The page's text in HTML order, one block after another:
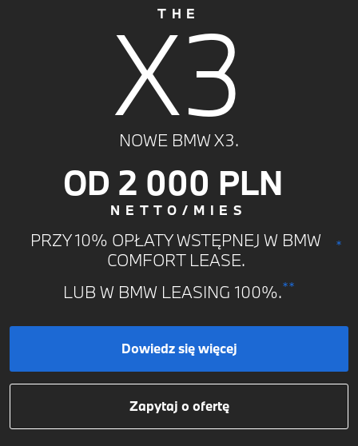
THE
X3
NOWE BMW X3.
OD 2 000 PLN
NETTO/MIES
PRZY 10% OPŁATY WSTĘPNEJ W BMW
COMFORT LEASE.
*
LUB W BMW LEASING 100%.**
Dowiedz się więcej
Zapytaj o ofertę